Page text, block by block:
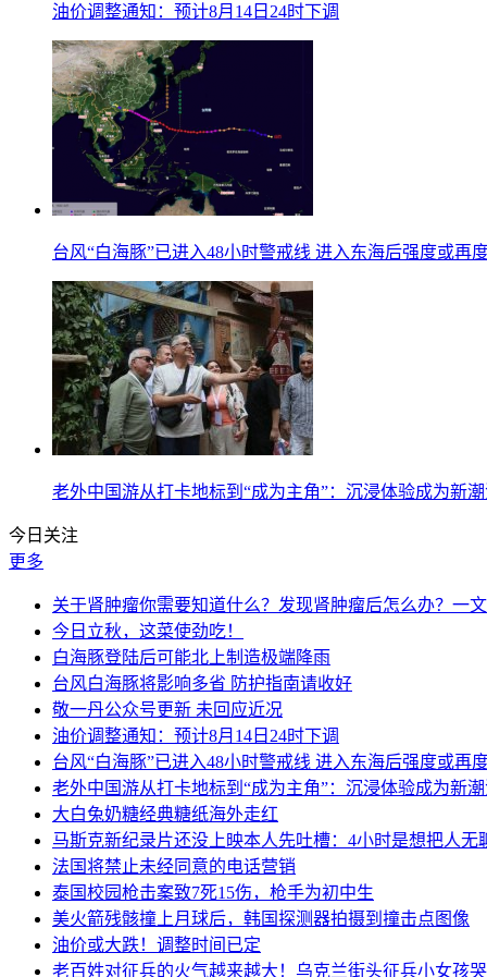
油价调整通知：预计8月14日24时下调
台风“白海豚”已进入48小时警戒线 进入东海后强度或再
老外中国游从打卡地标到“成为主角”：沉浸体验成为新
今日关注
更多
关于肾肿瘤你需要知道什么？发现肾肿瘤后怎么办？一
今日立秋，这菜使劲吃！
白海豚登陆后可能北上制造极端降雨
台风白海豚将影响多省 防护指南请收好
敬一丹公众号更新 未回应近况
油价调整通知：预计8月14日24时下调
台风“白海豚”已进入48小时警戒线 进入东海后强度或再
老外中国游从打卡地标到“成为主角”：沉浸体验成为新
大白兔奶糖经典糖纸海外走红
马斯克新纪录片还没上映本人先吐槽：4小时是想把人无
法国将禁止未经同意的电话营销
泰国校园枪击案致7死15伤，枪手为初中生
美火箭残骸撞上月球后，韩国探测器拍摄到撞击点图像
油价或大跌！调整时间已定
老百姓对征兵的火气越来越大！乌克兰街头征兵小女孩